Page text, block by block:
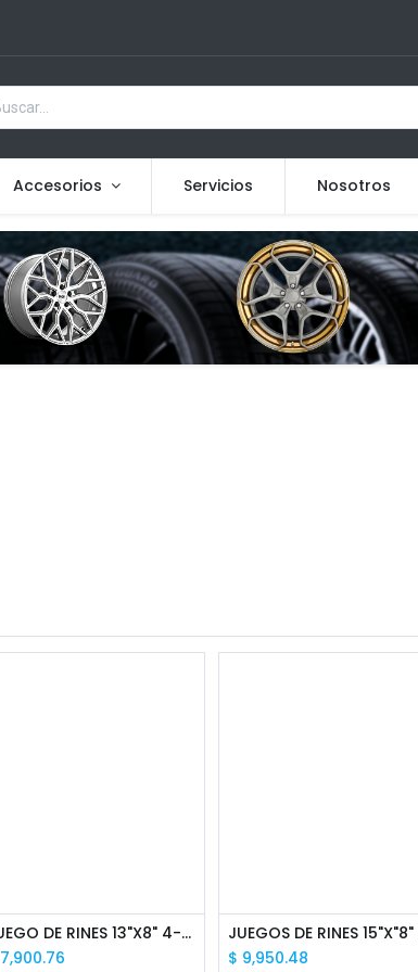
Accesorios Servicios Nosotros
JUEGO DE RINES 13"X8" 4-100 TIPO BBS CAMA ANCHA
7,900.76
$ 9,950.48